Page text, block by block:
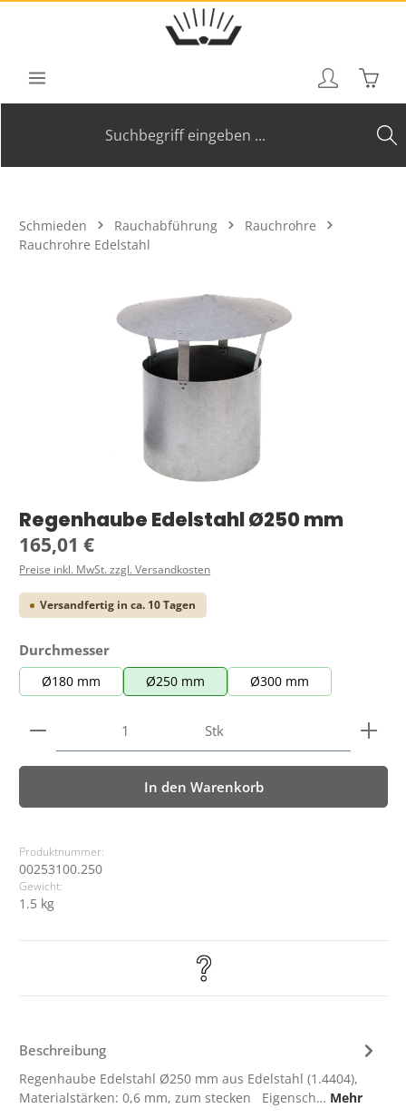
Zum Hauptinhalt springen
Schmieden Rauchabführung
Rauchrohre
Rauchrohre Edelstahl
Bildergalerie überspringen
Regenhaube Edelstahl Ø250 mm
Regulärer Preis:
165,01 €
Preise inkl. MwSt. zzgl. Versandkosten
Versandfertig in ca. 10 Tagen
Durchmesserauswählen
Ø180 mm Ø250 mm Ø300 mm
Produkt Anzahl: Gib den gewünschten Wert ein
Stk
In den Warenkorb
Produktnummer:
00253100.250
Gewicht:
1.5 kg
Beschreibung
Regenhaube Edelstahl Ø250 mm aus Edelstahl (1.4404),
Materialstärken: 0,6 mm, zum stecken Eigensch… Mehr